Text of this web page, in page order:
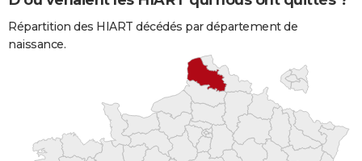
Répartition des HIART décédés par département de
naissance.